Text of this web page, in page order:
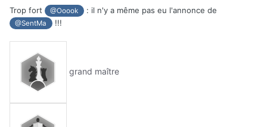
Trop fort @Ooook : il n'y a même pas eu l'annonce de
@SentMa !!!
grand maître